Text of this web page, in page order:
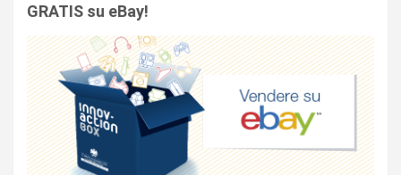
GRATIS su eBay!